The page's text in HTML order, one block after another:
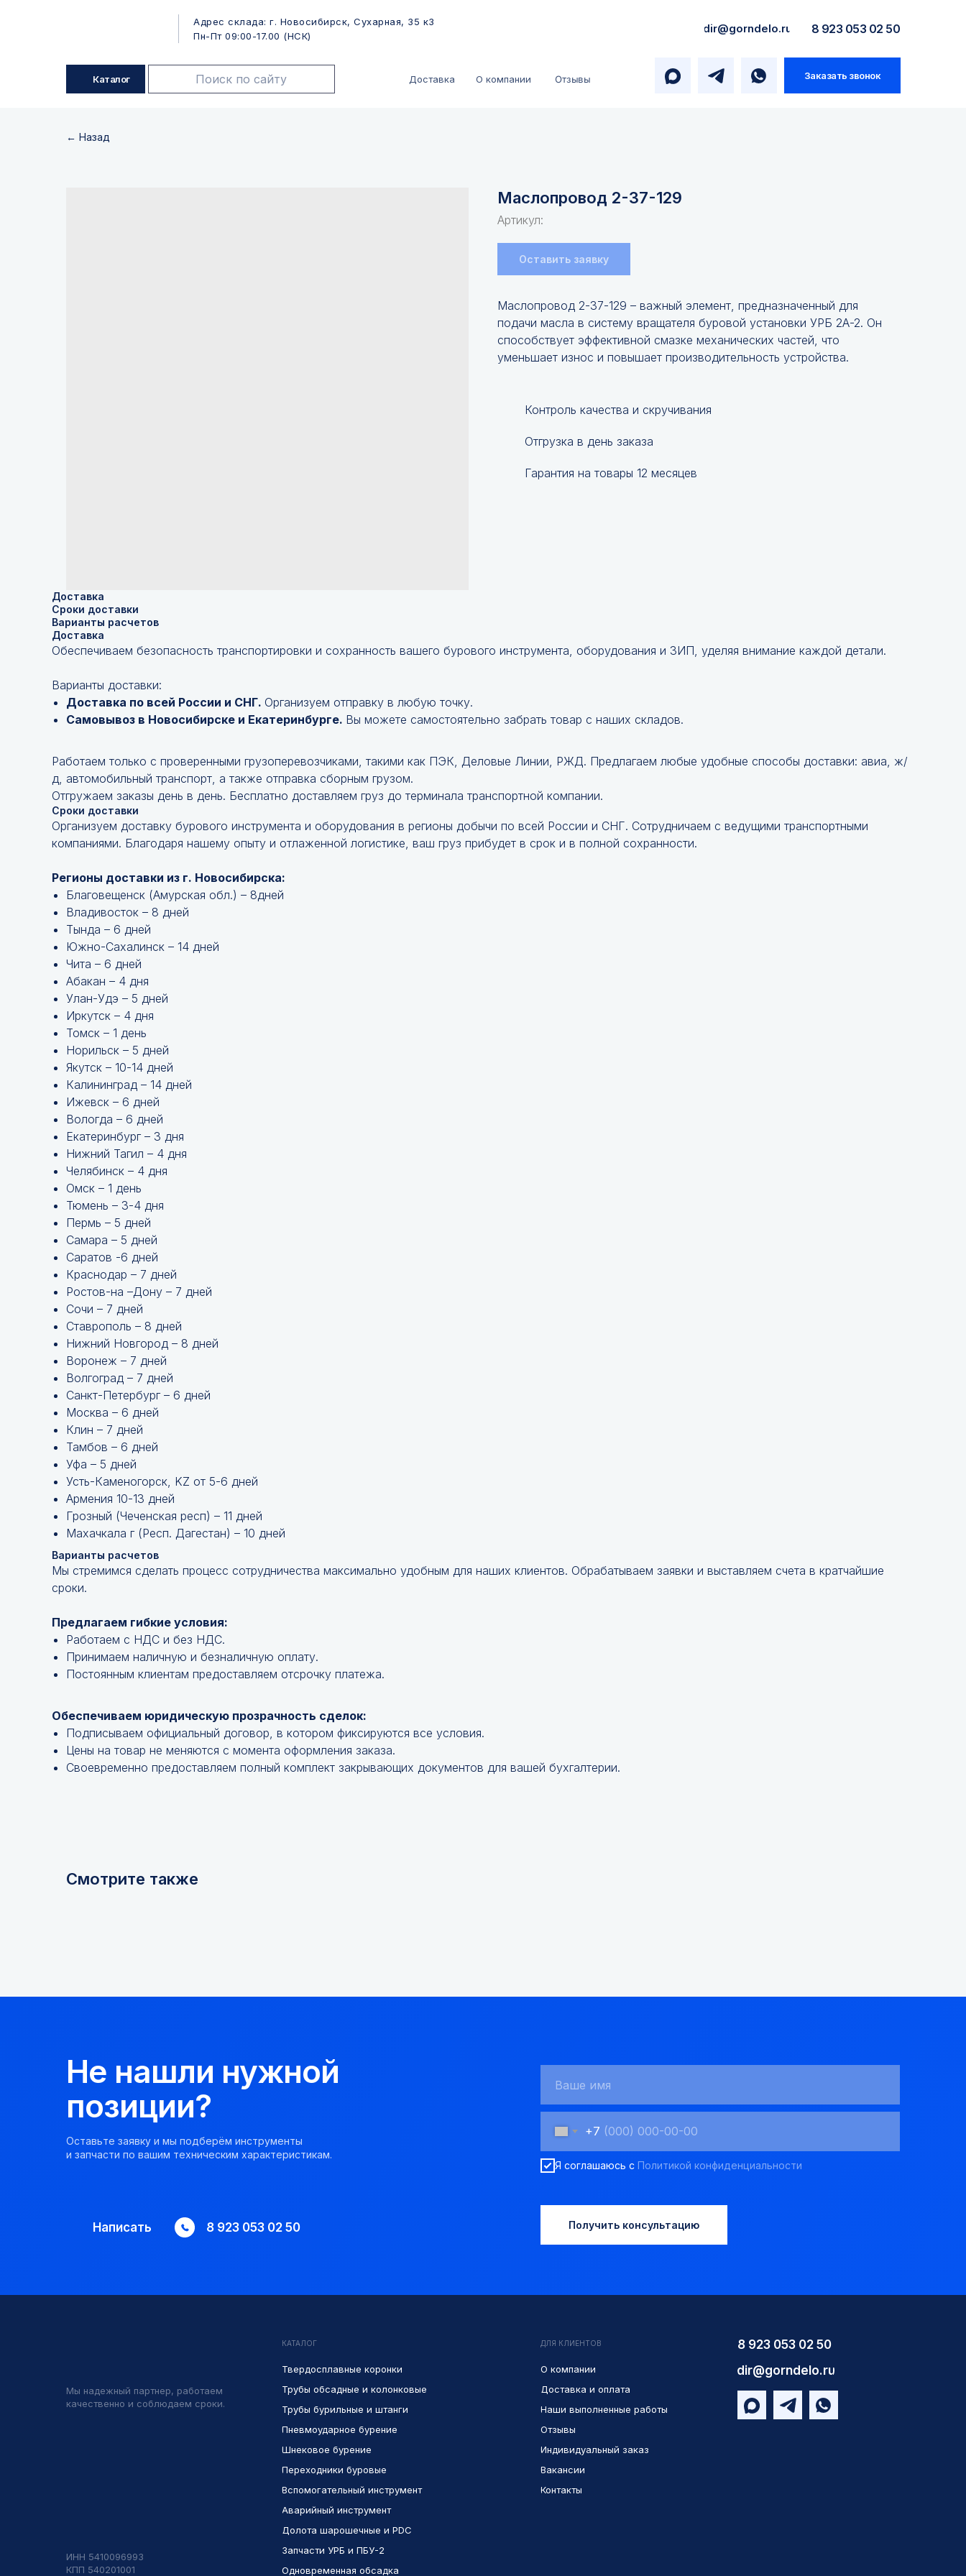
Адрес склада: г. Новосибирск, Сухарная, 35 к3
Пн-Пт 09:00-17.00 (НСК)
Каталог
dir@gorndelo.ru 8 923 053 02 50
Доставка О компании Отзывы Заказать звонок
← Назад
Маслопровод 2-37-129
Артикул:
Оставить заявку
Маслопровод 2-37-129 – важный элемент, предназначенный для
подачи масла в систему вращателя буровой установки УРБ 2А-2. Он
способствует эффективной смазке механических частей, что
уменьшает износ и повышает производительность устройства.
Контроль качества и скручивания
Отгрузка в день заказа
Гарантия на товары 12 месяцев
Доставка
Сроки доставки
Варианты расчетов
Доставка
Обеспечиваем безопасность транспортировки и сохранность вашего бурового инструмента, оборудования и ЗИП, уделяя внимание каждой детали.
Варианты доставки:
Доставка по всей России и СНГ. Организуем отправку в любую точку.
Самовывоз в Новосибирске и Екатеринбурге. Вы можете самостоятельно забрать товар с наших складов.
Работаем только с проверенными грузоперевозчиками, такими как ПЭК, Деловые Линии, РЖД. Предлагаем любые удобные способы доставки: авиа, ж/
д, автомобильный транспорт, а также отправка сборным грузом.
Отгружаем заказы день в день. Бесплатно доставляем груз до терминала транспортной компании.
Сроки доставки
Организуем доставку бурового инструмента и оборудования в регионы добычи по всей России и СНГ. Сотрудничаем с ведущими транспортными
компаниями. Благодаря нашему опыту и отлаженной логистике, ваш груз прибудет в срок и в полной сохранности.
Регионы доставки из г. Новосибирска:
Благовещенск (Амурская обл.) – 8дней
Владивосток – 8 дней
Тында – 6 дней
Южно-Сахалинск – 14 дней
Чита – 6 дней
Абакан – 4 дня
Улан-Удэ – 5 дней
Иркутск – 4 дня
Томск – 1 день
Норильск – 5 дней
Якутск – 10-14 дней
Калининград – 14 дней
Ижевск – 6 дней
Вологда – 6 дней
Екатеринбург – 3 дня
Нижний Тагил – 4 дня
Челябинск – 4 дня
Омск – 1 день
Тюмень – 3-4 дня
Пермь – 5 дней
Самара – 5 дней
Саратов -6 дней
Краснодар – 7 дней
Ростов-на –Дону – 7 дней
Сочи – 7 дней
Ставрополь – 8 дней
Нижний Новгород – 8 дней
Воронеж – 7 дней
Волгоград – 7 дней
Санкт-Петербург – 6 дней
Москва – 6 дней
Клин – 7 дней
Тамбов – 6 дней
Уфа – 5 дней
Усть-Каменогорск, KZ от 5-6 дней
Армения 10-13 дней
Грозный (Чеченская респ) – 11 дней
Махачкала г (Респ. Дагестан) – 10 дней
Варианты расчетов
Мы стремимся сделать процесс сотрудничества максимально удобным для наших клиентов. Обрабатываем заявки и выставляем счета в кратчайшие
сроки.
Предлагаем гибкие условия:
Работаем с НДС и без НДС.
Принимаем наличную и безналичную оплату.
Постоянным клиентам предоставляем отсрочку платежа.
Обеспечиваем юридическую прозрачность сделок:
Подписываем официальный договор, в котором фиксируются все условия.
Цены на товар не меняются с момента оформления заказа.
Своевременно предоставляем полный комплект закрывающих документов для вашей бухгалтерии.
Смотрите также
Не нашли нужной
позиции?
Оставьте заявку и мы подберём инструменты
и запчасти по вашим техническим характеристикам.
+7
Я соглашаюсь с Политикой конфиденциальности
Получить консультацию
Написать 8 923 053 02 50
Мы надежный партнер, работаем
качественно и соблюдаем сроки.
Твердосплавные коронки
8 923 053 02 50
ИНН 5410096993
КПП 540201001
КАТАЛОГ
Трубы бурильные и штанги
Пневмоударное бурение
Шнековое бурение
Переходники буровые
Вспомогательный инструмент
Аварийный инструмент
Долота шарошечные и PDC
Запчасти УРБ и ПБУ-2
Одновременная обсадка
О компании
ДЛЯ КЛИЕНТОВ
Доставка и оплата
Наши выполненные работы
Отзывы
Индивидуальный заказ
Вакансии
Контакты
dir@gorndelo.ru
Трубы обсадные и колонковые